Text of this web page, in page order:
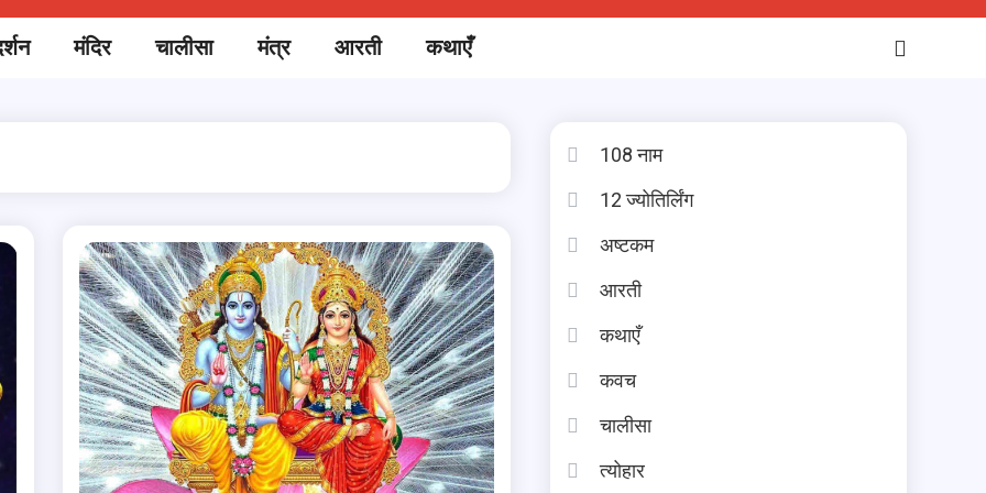
मंदिर चालीसा मंत्र आरती कथाएँ
108 नाम
12 ज्योतिर्लिंग
अष्टकम
आरती
कथाएँ
कवच
चालीसा
त्योहार